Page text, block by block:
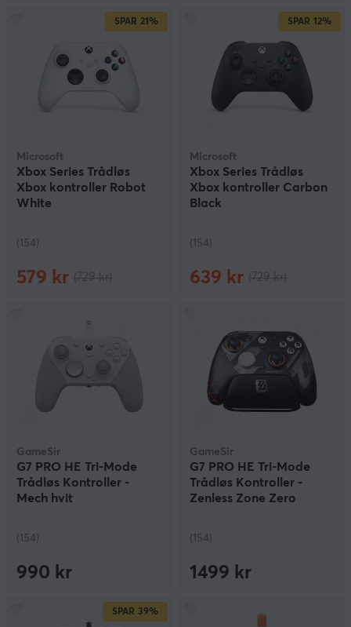
SPAR 21%
Microsoft
Xbox Series Trådløs
Xbox kontroller Robot
White
(154)
579 kr
SPAR 12%
Microsoft
Xbox Series Trådløs
Xbox kontroller Carbon
Black
(154)
639 kr
GameSir
G7 PRO HE Tri-Mode
Trådløs Kontroller -
Mech hvit
(154)
990 kr
GameSir
G7 PRO HE Tri-Mode
Trådløs Kontroller -
Zenless Zone Zero
(154)
1499 kr
SPAR 39%